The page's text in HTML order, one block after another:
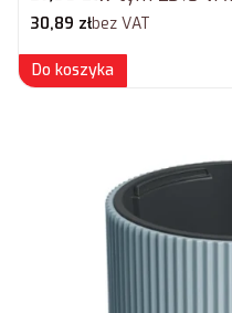
Cena netto
30,89 złbez VAT
Do koszyka